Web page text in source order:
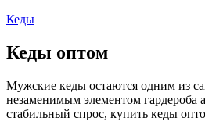
Кеды
Кеды оптом
Мужские кеды остаются одним из
незаменимым элементом гардероба
стабильный спрос, купить кеды